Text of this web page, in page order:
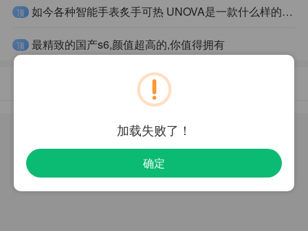
顶 如今各种智能手表炙手可热 UNOVA是一款什么样的智能手表？
顶 最精致的国产s6,颜值超高的,你值得拥有
最新发布
加载失败了！
确定